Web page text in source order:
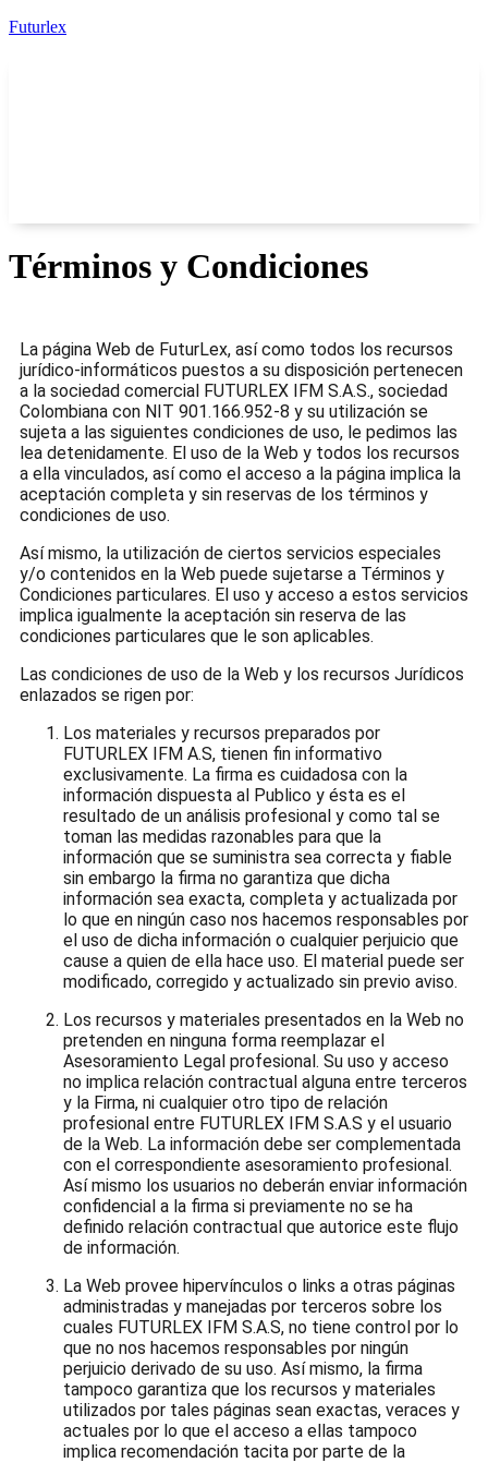
Futurlex
Términos y Condiciones
La página Web de FuturLex, así como todos los recursos
jurídico-informáticos puestos a su disposición pertenecen
a la sociedad comercial FUTURLEX IFM S.A.S., sociedad
Colombiana con NIT 901.166.952-8 y su utilización se
sujeta a las siguientes condiciones de uso, le pedimos las
lea detenidamente. El uso de la Web y todos los recursos
a ella vinculados, así como el acceso a la página implica la
aceptación completa y sin reservas de los términos y
condiciones de uso.
Así mismo, la utilización de ciertos servicios especiales
y/o contenidos en la Web puede sujetarse a Términos y
Condiciones particulares. El uso y acceso a estos servicios
implica igualmente la aceptación sin reserva de las
condiciones particulares que le son aplicables.
Las condiciones de uso de la Web y los recursos Jurídicos
enlazados se rigen por:
Los materiales y recursos preparados por
FUTURLEX IFM A.S, tienen fin informativo
exclusivamente. La firma es cuidadosa con la
información dispuesta al Publico y ésta es el
resultado de un análisis profesional y como tal se
toman las medidas razonables para que la
información que se suministra sea correcta y fiable
sin embargo la firma no garantiza que dicha
información sea exacta, completa y actualizada por
lo que en ningún caso nos hacemos responsables por
el uso de dicha información o cualquier perjuicio que
cause a quien de ella hace uso. El material puede ser
modificado, corregido y actualizado sin previo aviso.
Los recursos y materiales presentados en la Web no
pretenden en ninguna forma reemplazar el
Asesoramiento Legal profesional. Su uso y acceso
no implica relación contractual alguna entre terceros
y la Firma, ni cualquier otro tipo de relación
profesional entre FUTURLEX IFM S.A.S y el usuario
de la Web. La información debe ser complementada
con el correspondiente asesoramiento profesional.
Así mismo los usuarios no deberán enviar información
confidencial a la firma si previamente no se ha
definido relación contractual que autorice este flujo
de información.
La Web provee hipervínculos o links a otras páginas
administradas y manejadas por terceros sobre los
cuales FUTURLEX IFM S.A.S, no tiene control por lo
que no nos hacemos responsables por ningún
perjuicio derivado de su uso. Así mismo, la firma
tampoco garantiza que los recursos y materiales
utilizados por tales páginas sean exactas, veraces y
actuales por lo que el acceso a ellas tampoco
implica recomendación tacita por parte de la